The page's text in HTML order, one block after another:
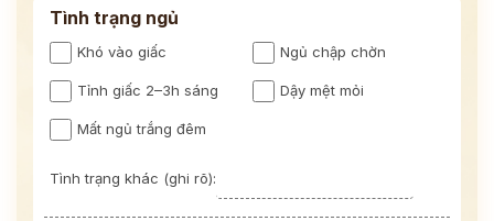
Tình trạng ngủ
Khó vào giấc Ngủ chập chờn
Tỉnh giấc 2–3h sáng Dậy mệt mỏi
Mất ngủ trắng đêm
Tình trạng khác (ghi rõ):